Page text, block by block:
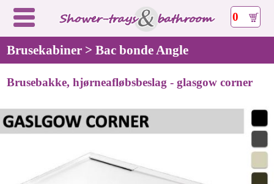
0
Brusekabiner > Bac bonde Angle
Brusebakke, hjørneafløbsbeslag - glasgow corner